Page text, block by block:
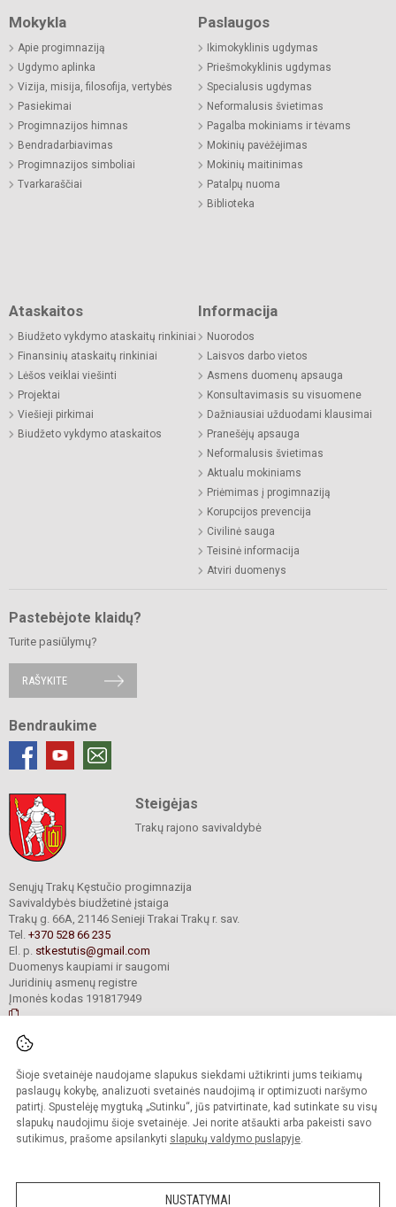
Šioje svetainėje naudojame slapukus siekdami užtikrinti jums teikiamų
paslaugų kokybę, analizuoti svetainės naudojimą ir optimizuoti naršymo
patirtį. Spustelėję mygtuką „Sutinku“, jūs patvirtinate, kad sutinkate su visų
slapukų naudojimu šioje svetainėje. Jei norite atšaukti arba pakeisti savo
sutikimus, prašome apsilankyti slapukų valdymo puslapyje.
NUSTATYMAI
Mokykla
Apie progimnaziją
Ugdymo aplinka
Vizija, misija, filosofija, vertybės
Pasiekimai
Progimnazijos himnas
Bendradarbiavimas
Progimnazijos simboliai
Tvarkaraščiai
Paslaugos
Ikimokyklinis ugdymas
Priešmokyklinis ugdymas
Specialusis ugdymas
Neformalusis švietimas
Pagalba mokiniams ir tėvams
Mokinių pavėžėjimas
Mokinių maitinimas
Patalpų nuoma
Biblioteka
Ataskaitos
Biudžeto vykdymo ataskaitų rinkiniai
Finansinių ataskaitų rinkiniai
Lėšos veiklai viešinti
Projektai
Viešieji pirkimai
Biudžeto vykdymo ataskaitos
Informacija
Nuorodos
Laisvos darbo vietos
Asmens duomenų apsauga
Konsultavimasis su visuomene
Dažniausiai užduodami klausimai
Pranešėjų apsauga
Neformalusis švietimas
Aktualu mokiniams
Priėmimas į progimnaziją
Korupcijos prevencija
Civilinė sauga
Teisinė informacija
Atviri duomenys
Pastebėjote klaidų?
Turite pasiūlymų?
RAŠYKITE
Bendraukime
Steigėjas
Trakų rajono savivaldybė
Senųjų Trakų Kęstučio progimnazija
Savivaldybės biudžetinė įstaiga
Trakų g. 66A, 21146 Senieji Trakai Trakų r. sav.
Tel. +370 528 66 235
El. p. stkestutis@gmail.com
Duomenys kaupiami ir saugomi
Juridinių asmenų registre
Įmonės kodas 191817949
Kopijuoti turinį be raštiško mokyklos administracijos sutikimo griežtai
draudžiama.
Prieinamumo paraiška Slapukų valdymas
Sumanus būdas atnaujinti